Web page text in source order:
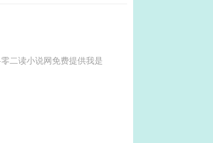
二读小说网免费提供我是